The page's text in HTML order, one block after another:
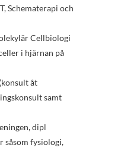
Schematerapi och
Cellbiologi
i hjärnan på
åt
samt
dipl
såsom fysiologi,